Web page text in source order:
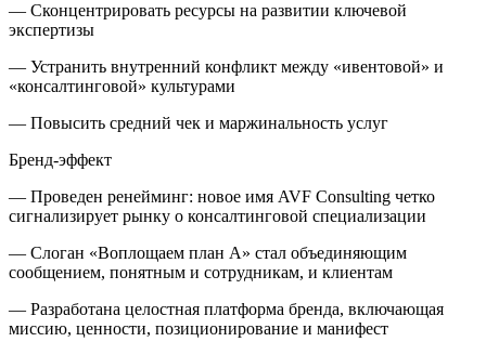
— Сконцентрировать ресурсы на развитии ключевой
экспертизы
— Устранить внутренний конфликт между «ивентовой» и
«консалтинговой» культурами
— Повысить средний чек и маржинальность услуг
Бренд-эффект
— Проведен ренейминг: новое имя AVF Consulting четко
сигнализирует рынку о консалтинговой специализации
— Слоган «Воплощаем план А» стал объединяющим
сообщением, понятным и сотрудникам, и клиентам
— Разработана целостная платформа бренда, включающая
миссию, ценности, позиционирование и манифест